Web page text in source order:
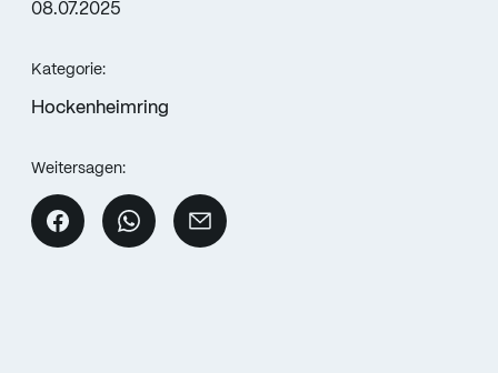
08.07.2025
Kategorie:
Hockenheimring
Weitersagen: